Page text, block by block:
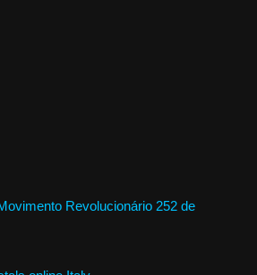
Revolucionário 252 de